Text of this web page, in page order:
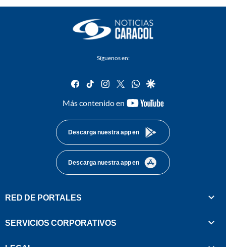
Síguenos en:
facebook
tiktok instagram
twitterwhatsapp
google
Más contenido en
youtube-
Descarga nuestra app en
Descarga nuestra app en
RED DE PORTALES
SERVICIOS CORPORATIVOS